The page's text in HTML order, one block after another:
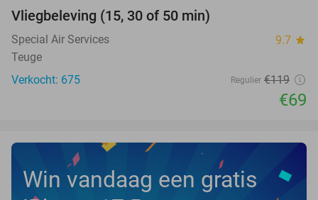
Vliegbeleving (15, 30 of 50 min)
Special Air Services 9.7 star
Teuge
Verkocht: 675
Regulier €119
€69
Win vandaag een gratis